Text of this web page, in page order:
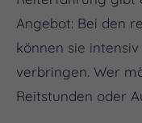
Angebot: Bei den
können sie
verbringen. Wer
Reitstunden oder